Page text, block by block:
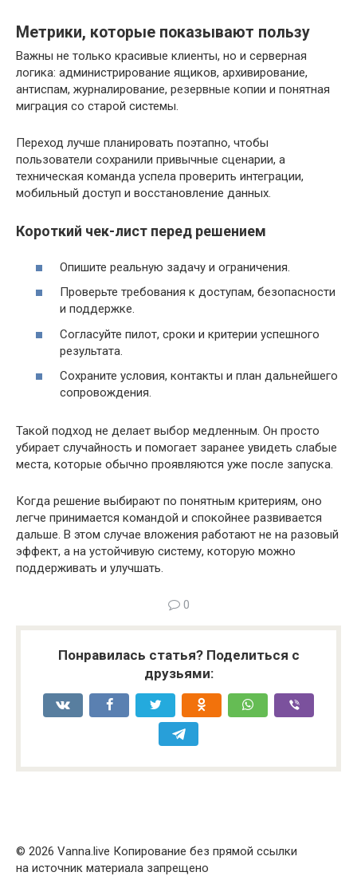
Метрики, которые показывают пользу
Важны не только красивые клиенты, но и серверная
логика: администрирование ящиков, архивирование,
антиспам, журналирование, резервные копии и понятная
миграция со старой системы.
Переход лучше планировать поэтапно, чтобы
пользователи сохранили привычные сценарии, а
техническая команда успела проверить интеграции,
мобильный доступ и восстановление данных.
Короткий чек-лист перед решением
Опишите реальную задачу и ограничения.
Проверьте требования к доступам, безопасности
и поддержке.
Согласуйте пилот, сроки и критерии успешного
результата.
Сохраните условия, контакты и план дальнейшего
сопровождения.
Такой подход не делает выбор медленным. Он просто
убирает случайность и помогает заранее увидеть слабые
места, которые обычно проявляются уже после запуска.
Когда решение выбирают по понятным критериям, оно
легче принимается командой и спокойнее развивается
дальше. В этом случае вложения работают не на разовый
эффект, а на устойчивую систему, которую можно
поддерживать и улучшать.
0
Понравилась статья? Поделиться с
друзьями:
© 2026 Vanna.live Копирование без прямой ссылки
на источник материала запрещено